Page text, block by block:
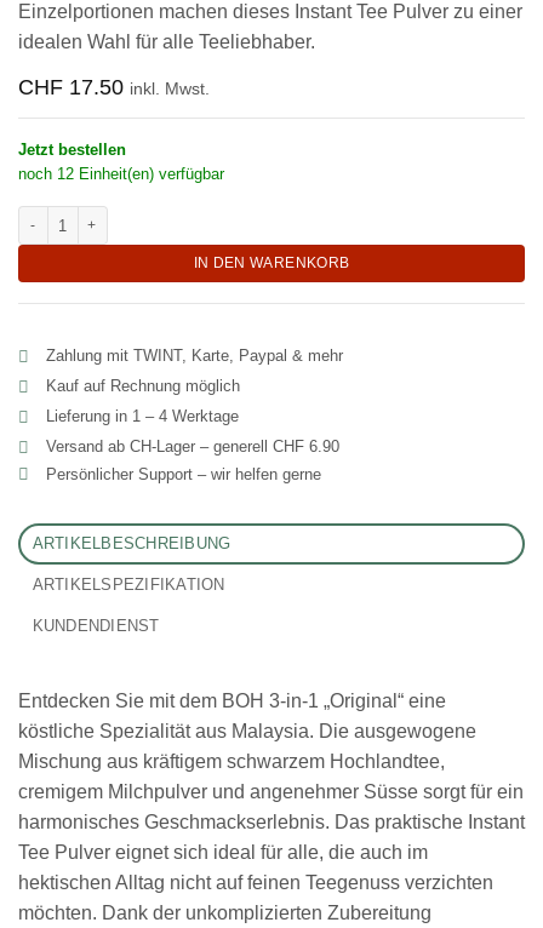
Einzelportionen machen dieses Instant Tee Pulver zu einer
idealen Wahl für alle Teeliebhaber.
CHF 17.50 inkl. Mwst.
Jetzt bestellen
noch 12 Einheit(en) verfügbar
IN DEN WARENKORB
Zahlung mit TWINT, Karte, Paypal & mehr
Kauf auf Rechnung möglich
Lieferung in 1 – 4 Werktage
Versand ab CH‑Lager – generell CHF 6.90
Persönlicher Support – wir helfen gerne
ARTIKELBESCHREIBUNG
ARTIKELSPEZIFIKATION
KUNDENDIENST
Entdecken Sie mit dem BOH 3-in-1 „Original“ eine
köstliche Spezialität aus Malaysia. Die ausgewogene
Mischung aus kräftigem schwarzem Hochlandtee,
cremigem Milchpulver und angenehmer Süsse sorgt für ein
harmonisches Geschmackserlebnis. Das praktische Instant
Tee Pulver eignet sich ideal für alle, die auch im
hektischen Alltag nicht auf feinen Teegenuss verzichten
möchten. Dank der unkomplizierten Zubereitung